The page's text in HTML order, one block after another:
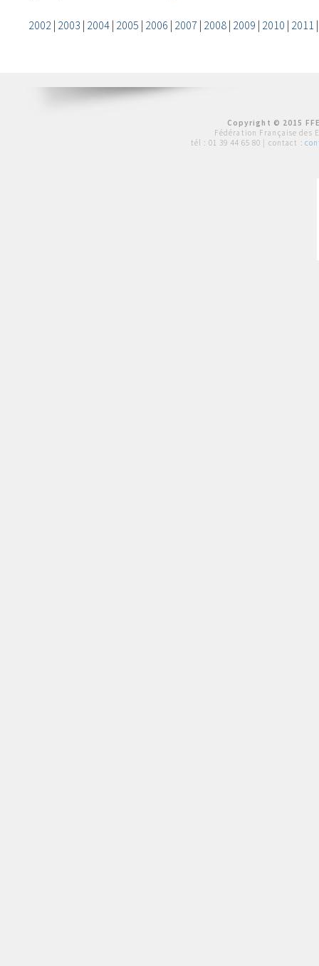
2002| 2003 | 2004| 2005 | 2006 | 2007 | 2008| 2009 | 2010 | 2011
Copyright © 2015
Fédération Française des
tél : 01 39 44 65 80 | contact :